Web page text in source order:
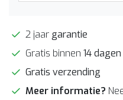
2 jaar garantie
Gratis binnen 14 dagen
Gratis verzending
Meer informatie?